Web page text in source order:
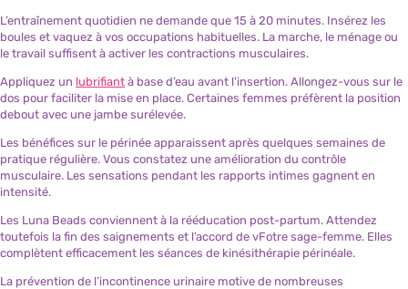
L’entraînement quotidien ne demande que 15 à 20 minutes. Insérez les
boules et vaquez à vos occupations habituelles. La marche, le ménage ou
le travail suffisent à activer les contractions musculaires.
Appliquez un lubrifiant à base d’eau avant l’insertion. Allongez-vous sur le
dos pour faciliter la mise en place. Certaines femmes préfèrent la position
debout avec une jambe surélevée.
Les bénéfices sur le périnée apparaissent après quelques semaines de
pratique régulière. Vous constatez une amélioration du contrôle
musculaire. Les sensations pendant les rapports intimes gagnent en
intensité.
Les Luna Beads conviennent à la rééducation post-partum. Attendez
toutefois la fin des saignements et l’accord de vFotre sage-femme. Elles
complètent efficacement les séances de kinésithérapie périnéale.
La prévention de l’incontinence urinaire motive de nombreuses